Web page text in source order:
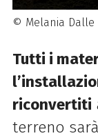
© Melania Dalle
Tutti i
riconvertiti
terreno